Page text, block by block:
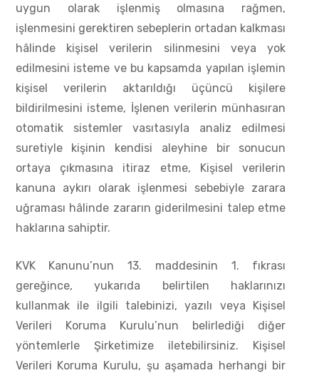
uygun olarak işlenmiş olmasına rağmen,
işlenmesini gerektiren sebeplerin ortadan kalkması
hâlinde kişisel verilerin silinmesini veya yok
edilmesini isteme ve bu kapsamda yapılan işlemin
kişisel verilerin aktarıldığı üçüncü kişilere
bildirilmesini isteme, İşlenen verilerin münhasıran
otomatik sistemler vasıtasıyla analiz edilmesi
suretiyle kişinin kendisi aleyhine bir sonucun
ortaya çıkmasına itiraz etme, Kişisel verilerin
kanuna aykırı olarak işlenmesi sebebiyle zarara
uğraması hâlinde zararın giderilmesini talep etme
haklarına sahiptir.
KVK Kanunu’nun 13. maddesinin 1. fıkrası
gereğince, yukarıda belirtilen haklarınızı
kullanmak ile ilgili talebinizi, yazılı veya Kişisel
Verileri Koruma Kurulu’nun belirlediği diğer
yöntemlerle Şirketimize iletebilirsiniz. Kişisel
Verileri Koruma Kurulu, şu aşamada herhangi bir